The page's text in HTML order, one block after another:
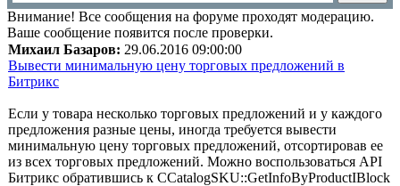
Внимание! Все сообщения на форуме проходят модерацию.
Ваше сообщение появится после проверки.
Михаил Базаров: 29.06.2016 09:00:00
Вывести минимальную цену торговых предложений в
Битрикс
Если у товара несколько торговых предложений и у каждого
предложения разные цены, иногда требуется вывести
минимальную цену торговых предложений, отсортировав ее
из всех торговых предложений. Можно воспользоваться API
Битрикс обратившись к CCatalogSKU::GetInfoByProductIBlock